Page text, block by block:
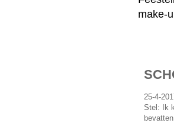
make-
25-4-
Stel: Ik